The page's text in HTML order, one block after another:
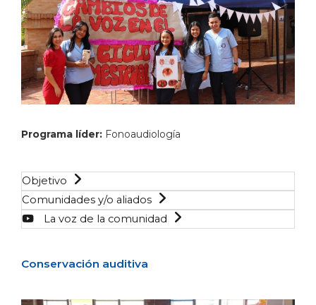
Programa líder: Fonoaudiología
Objetivo
Comunidades y/o aliados
La voz de la comunidad
Conservación auditiva